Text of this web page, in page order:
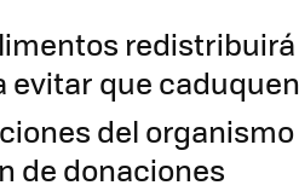
evitar que caduquen
del
de donaciones